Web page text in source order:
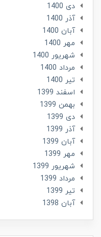
دی 1400
آذر 1400
آبان 1400
مهر 1400
شهریور 1400
مرداد 1400
تير 1400
اسفند 1399
بهمن 1399
دی 1399
آذر 1399
آبان 1399
مهر 1399
شهریور 1399
مرداد 1399
تير 1399
آبان 1398